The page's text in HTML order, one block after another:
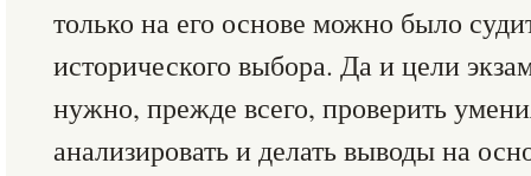
только на его основе можно было
исторического выбора. Да и цели
нужно, прежде всего, проверить
анализировать и делать выводы на